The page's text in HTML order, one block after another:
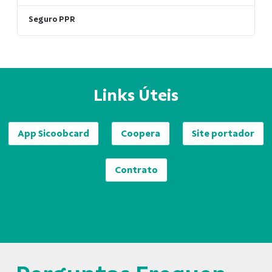
Seguro PPR
Links Úteis
App Sicoobcard Coopera Site portador
Contrato